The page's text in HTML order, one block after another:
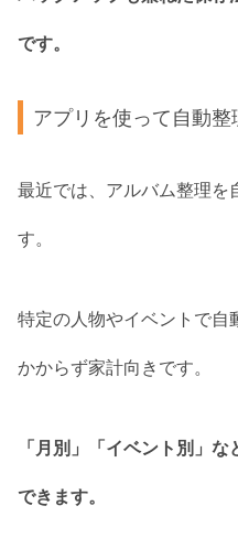
です。
アプリを使って自動
最近では、アルバム整理を
す。
特定の人物やイベントで自
かからず家計向きです。
「月別」「イベント別」
できます。